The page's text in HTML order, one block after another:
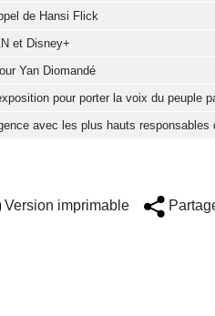
de Hansi Flick
et Disney+
Yan Diomandé
pour porter la voix du peuple
avec les plus hauts responsables
Version imprimable